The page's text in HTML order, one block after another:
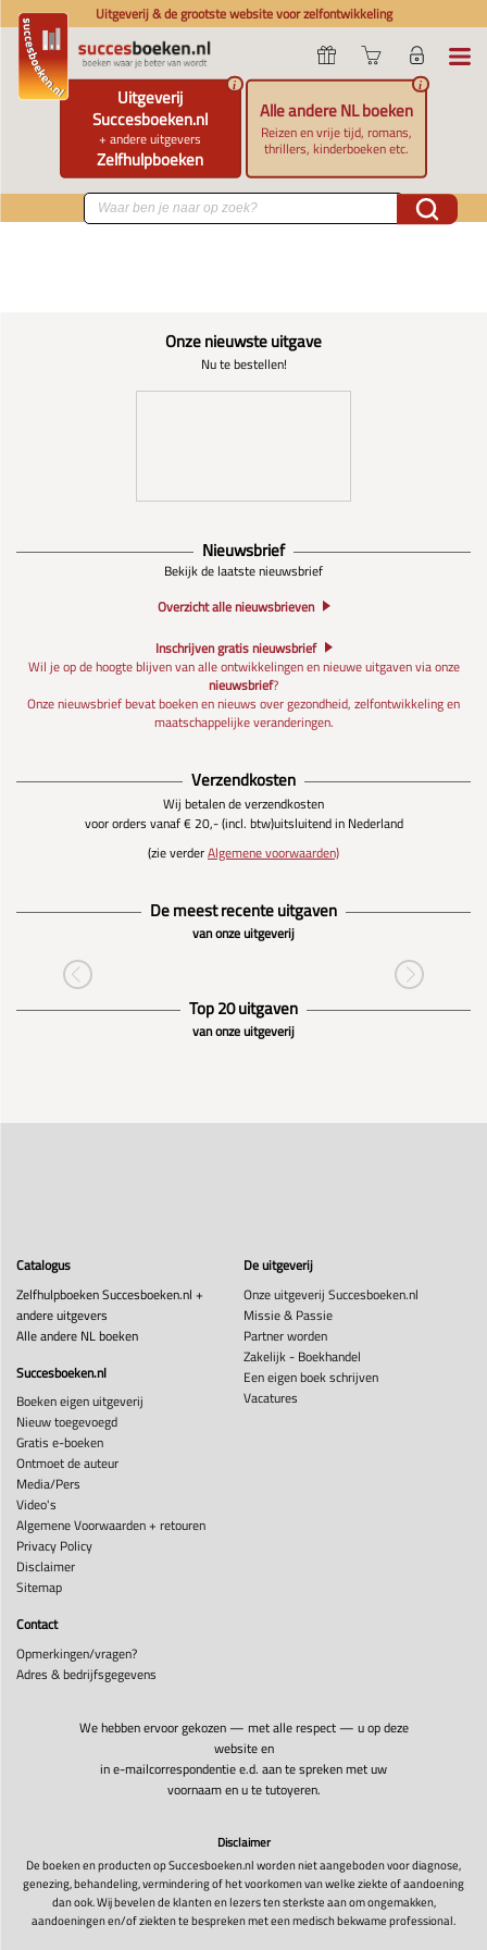
Uitgeverij & de grootste website voor zelfontwikkeling
Uitgeverij
Succesboeken.nl
+ andere uitgevers
Zelfhulpboeken
i
Alle andere NL boeken
Reizen en vrije tijd, romans,
thrillers, kinderboeken etc.
i
Onze nieuwste uitgave
Nu te bestellen!
Nieuwsbrief
Bekijk de laatste nieuwsbrief
Overzicht alle nieuwsbrieven
Inschrijven gratis nieuwsbrief
Wil je op de hoogte blijven van alle ontwikkelingen en nieuwe uitgaven via onze
nieuwsbrief?
Onze nieuwsbrief bevat boeken en nieuws over gezondheid, zelfontwikkeling en
maatschappelijke veranderingen.
Verzendkosten
Wij betalen de verzendkosten
voor orders vanaf € 20,- (incl. btw)uitsluitend in Nederland
(zie verderAlgemene voorwaarden)
De meest recente uitgaven
van onze uitgeverij
Top 20 uitgaven
van onze uitgeverij
Catalogus
Zelfhulpboeken Succesboeken.nl +
andere uitgevers
Alle andere NL boeken
Succesboeken.nl
Boeken eigen uitgeverij
Nieuw toegevoegd
Gratis e-boeken
Ontmoet de auteur
Media/Pers
Video's
Algemene Voorwaarden + retouren
Privacy Policy
Disclaimer
Sitemap
De uitgeverij
Onze uitgeverij Succesboeken.nl
Missie & Passie
Partner worden
Zakelijk - Boekhandel
Een eigen boek schrijven
Vacatures
Contact
Opmerkingen/vragen?
Adres & bedrijfsgegevens
We hebben ervoor gekozen — met alle respect — u op deze
website en
in e-mailcorrespondentie e.d. aan te spreken met uw
voornaam en u te tutoyeren.
Disclaimer
De boeken en producten op Succesboeken.nl worden niet aangeboden voor diagnose,
genezing, behandeling, vermindering of het voorkomen van welke ziekte of aandoening
dan ook. Wij bevelen de klanten en lezers ten sterkste aan om ongemakken,
aandoeningen en/of ziekten te bespreken met een medisch bekwame professional.